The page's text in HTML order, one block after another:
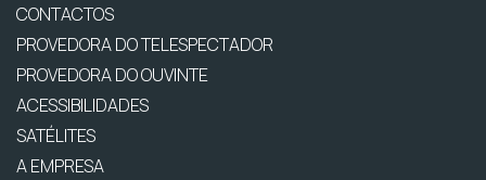
CONTACTOS
PROVEDORA DO TELESPECTADOR
PROVEDORA DO OUVINTE
ACESSIBILIDADES
SATÉLITES
A EMPRESA